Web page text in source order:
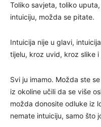
Toliko savjeta, toliko
intuiciju, možda se pitate.
Intuicija nije u glavi,
tijelu, kroz uvid, kroz slike
Svi ju imamo. Možda ste
iz okoline učili da se više
možda donosite odluke iz
nemate intuiciju, samo što